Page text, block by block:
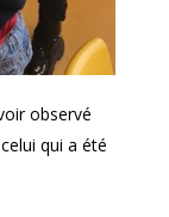
observé
qui a été